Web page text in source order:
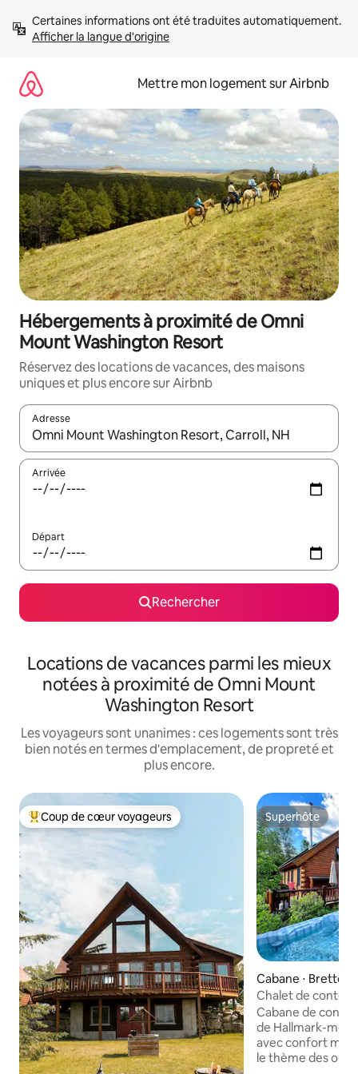
directement
Afficher la langue d'origine
Mettre mon logement sur Airbnb
Hébergements à proximité de Omni
Mount Washington Resort
Réservez des locations de vacances, des maisons
uniques et plus encore sur Airbnb
Adresse
Lorsque les résultats s'affichent, utilisez les flèches vers le
Arrivée
Départ
Rechercher
Locations de vacances parmi les mieux
notées à proximité de Omni Mount
Washington Resort
Les voyageurs sont unanimes : ces logements sont très
bien notés en termes d'emplacement, de propreté et
plus encore.
Coups de cœur voyageurs les plus appréciés
Coup de cœur voyageurs Superhôte
Superhôte
Cabane ⋅ Bretton
Chalet de conte
Britannique,
Cabane de conte
de Hallmark-
avec confort
le thème des